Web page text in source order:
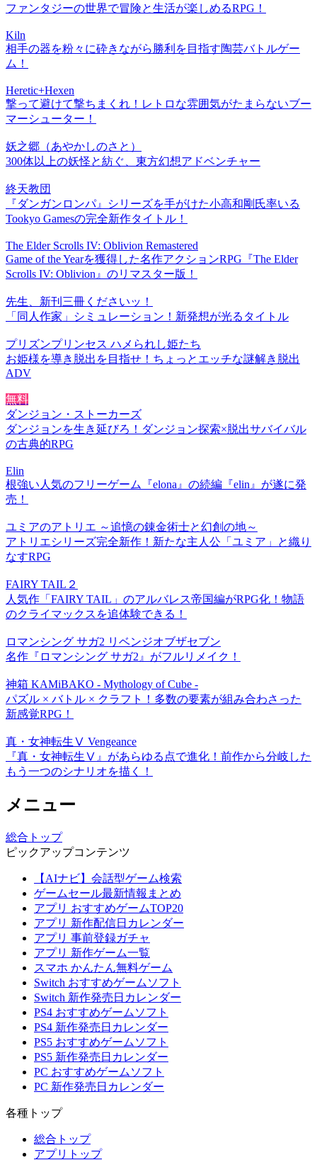
ファンタジーの世界で冒険と生活が楽しめるRPG！
Kiln
相手の器を粉々に砕きながら勝利を目指す陶芸バトルゲー
ム！
Heretic+Hexen
撃って避けて撃ちまくれ！レトロな雰囲気がたまらないブー
マーシューター！
妖之郷（あやかしのさと）
300体以上の妖怪と紡ぐ、東方幻想アドベンチャー
終天教団
『ダンガンロンパ』シリーズを手がけた小高和剛氏率いる
Tookyo Gamesの完全新作タイトル！
The Elder Scrolls IV: Oblivion Remastered
Game of the Yearを獲得した名作アクションRPG『The Elder
Scrolls IV: Oblivion』のリマスター版！
先生、新刊三冊くださいッ！
「同人作家」シミュレーション！新発想が光るタイトル
プリズンプリンセス ハメられし姫たち
お姫様を導き脱出を目指せ！ちょっとエッチな謎解き脱出
ADV
無料
ダンジョン・ストーカーズ
ダンジョンを生き延びろ！ダンジョン探索×脱出サバイバル
の古典的RPG
Elin
根強い人気のフリーゲーム『elona』の続編『elin』が遂に発
売！
ユミアのアトリエ ～追憶の錬金術士と幻創の地～
アトリエシリーズ完全新作！新たな主人公「ユミア」と織り
なすRPG
FAIRY TAIL２
人気作「FAIRY TAIL」のアルバレス帝国編がRPG化！物語
のクライマックスを追体験できる！
ロマンシング サガ2 リベンジオブザセブン
名作『ロマンシング サガ2』がフルリメイク！
神箱 KAMiBAKO - Mythology of Cube -
パズル × バトル × クラフト！多数の要素が組み合わさった
新感覚RPG！
真・女神転生Ⅴ Vengeance
『真・女神転生Ⅴ』があらゆる点で進化！前作から分岐した
もう一つのシナリオを描く！
メニュー
総合トップ
ピックアップコンテンツ
【AIナビ】会話型ゲーム検索
ゲームセール最新情報まとめ
アプリ おすすめゲームTOP20
アプリ 新作配信日カレンダー
アプリ 事前登録ガチャ
アプリ 新作ゲーム一覧
スマホ かんたん無料ゲーム
Switch おすすめゲームソフト
Switch 新作発売日カレンダー
PS4 おすすめゲームソフト
PS4 新作発売日カレンダー
PS5 おすすめゲームソフト
PS5 新作発売日カレンダー
PC おすすめゲームソフト
PC 新作発売日カレンダー
各種トップ
総合トップ
アプリトップ